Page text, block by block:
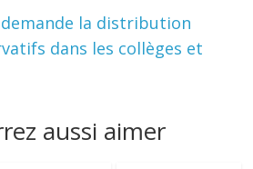
demande la distribution
dans les collèges et
aussi aimer